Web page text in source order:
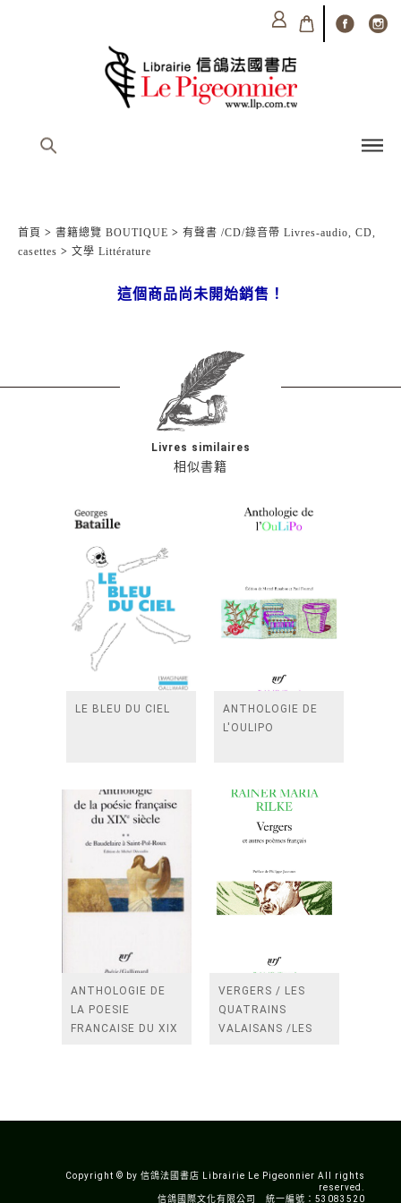
首頁 > 書籍總覽 BOUTIQUE > 有聲書 /CD/錄音帶 Livres-audio, CD,
casettes > 文學 Littérature
這個商品尚未開始銷售！
相似書籍
Livres similaires
LE BLEU DU CIEL
ANTHOLOGIE DE
L'OULIPO
ANTHOLOGIE DE
LA POESIE
FRANCAISE DU XIX
VERGERS / LES
QUATRAINS
VALAISANS /LES
Copyright © by 信鴿法國書店 Librairie Le Pigeonnier All rights
reserved.
信鴿國際文化有限公司 統一編號：53083520